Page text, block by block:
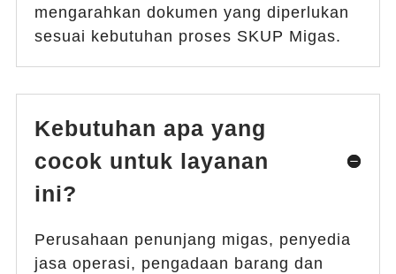
mengarahkan dokumen yang diperlukan
sesuai kebutuhan proses SKUP Migas.
Kebutuhan apa yang
cocok untuk layanan
ini?
Perusahaan penunjang migas, penyedia
jasa operasi, pengadaan barang dan